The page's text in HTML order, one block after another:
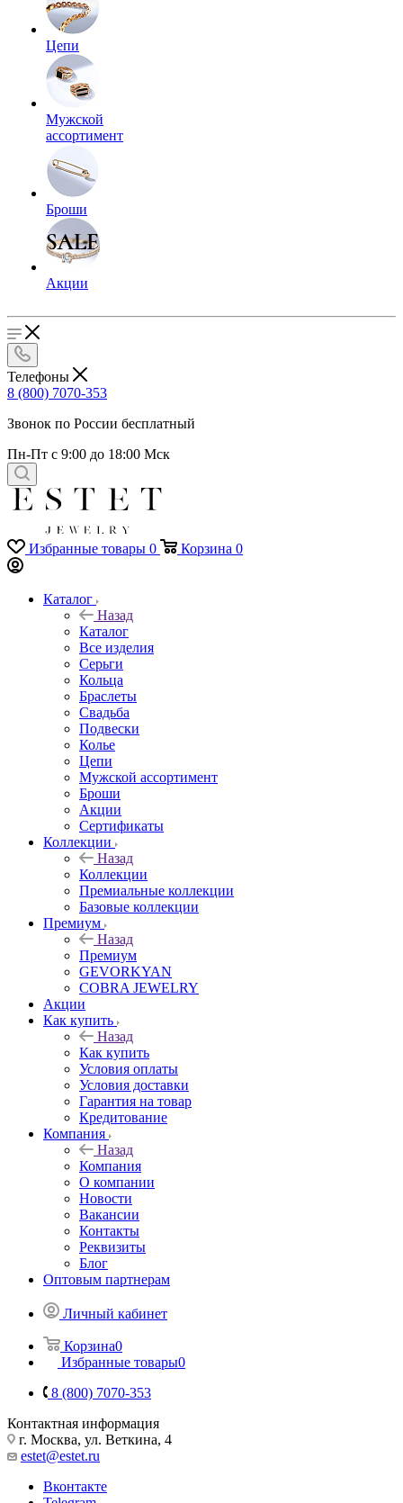
Цепи
Мужской
ассортимент
Броши
Акции
Телефоны
8 (800) 7070-353
Звонок по России бесплатный
Пн-Пт с 9:00 до 18:00 Мск
Избранные товары 0 Корзина 0
Каталог
Назад
Каталог
Все изделия
Серьги
Кольца
Браслеты
Свадьба
Подвески
Колье
Цепи
Мужской ассортимент
Броши
Акции
Сертификаты
Коллекции
Назад
Коллекции
Премиальные коллекции
Базовые коллекции
Премиум
Назад
Премиум
GEVORKYAN
COBRA JEWELRY
Акции
Как купить
Назад
Как купить
Условия оплаты
Условия доставки
Гарантия на товар
Кредитование
Компания
Назад
Компания
О компании
Новости
Вакансии
Контакты
Реквизиты
Блог
Оптовым партнерам
Личный кабинет
Корзина0
Избранные товары0
8 (800) 7070-353
Контактная информация
г. Москва, ул. Веткина, 4
estet@estet.ru
Вконтакте